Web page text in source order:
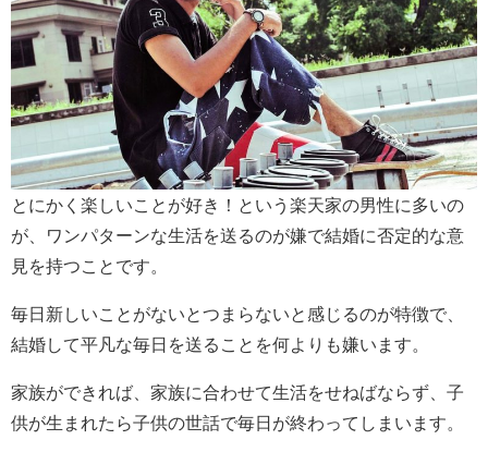
とにかく楽しいことが好き！という楽天家の男性に多いの
が、ワンパターンな生活を送るのが嫌で結婚に否定的な意
見を持つことです。
毎日新しいことがないとつまらないと感じるのが特徴で、
結婚して平凡な毎日を送ることを何よりも嫌います。
家族ができれば、家族に合わせて生活をせねばならず、子
供が生まれたら子供の世話で毎日が終わってしまいます。